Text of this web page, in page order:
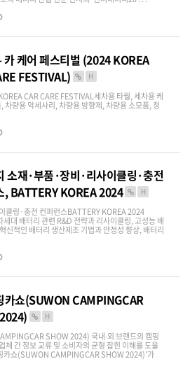
케어 페스티벌 (2024 KOREA
FESTIVAL)
H
CAR CARE FESTIVAL세차용 타월, 세차용 케
차량용 악세사리, 차량용 방향제, 차량용 소모품, 청
소재·부품·장비·리사이클링·충전
, BATTERY KOREA 2024
H
클링·충전 컨퍼런스BATTERY KOREA 2024​
대 배터리 관련 R&D 전략과 리사이클링, 고성능 배
신적인 배터리 생산제조 기법과 안정성 향상, 배터리
카쇼(SUWON CAMPINGCAR
H
SHOW 2024) 국내∙외 브랜드의 캠핑
체 간 정보 교류 및 소비자의 균형 잡힌 이해를 도울
카쇼(SUWON CAMPINGCAR SHOW 2024)'가